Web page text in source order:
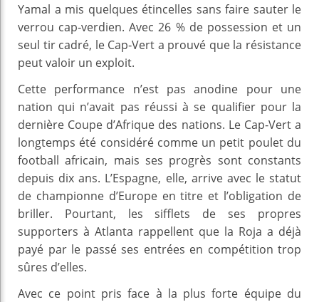
Yamal a mis quelques étincelles sans faire sauter le
verrou cap‑verdien. Avec 26 % de possession et un
seul tir cadré, le Cap‑Vert a prouvé que la résistance
peut valoir un exploit.
Cette performance n’est pas anodine pour une
nation qui n’avait pas réussi à se qualifier pour la
dernière Coupe d’Afrique des nations. Le Cap‑Vert a
longtemps été considéré comme un petit poulet du
football africain, mais ses progrès sont constants
depuis dix ans. L’Espagne, elle, arrive avec le statut
de championne d’Europe en titre et l’obligation de
briller. Pourtant, les sifflets de ses propres
supporters à Atlanta rappellent que la Roja a déjà
payé par le passé ses entrées en compétition trop
sûres d’elles.
Avec ce point pris face à la plus forte équipe du